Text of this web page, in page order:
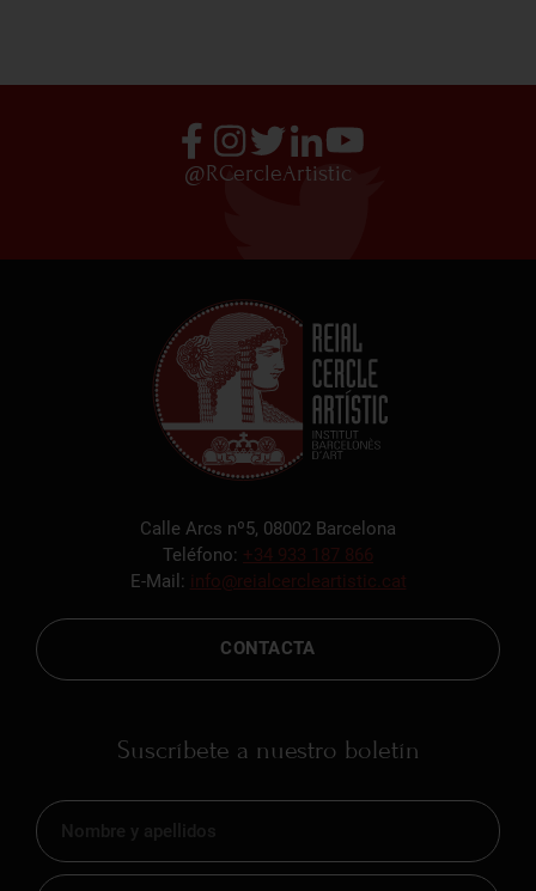
@RCercleArtistic
Calle Arcs nº5, 08002 Barcelona
Teléfono: +34 933 187 866
E-Mail: info@reialcercleartistic.cat
CONTACTA
Suscríbete a nuestro boletín